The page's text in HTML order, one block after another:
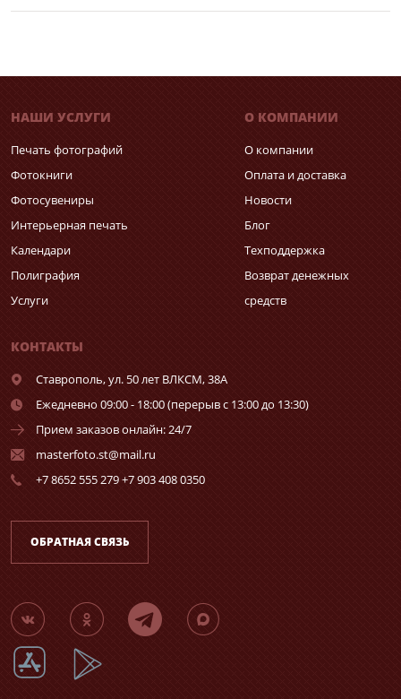
НАШИ УСЛУГИ
Печать фотографий
Фотокниги
Фотосувениры
Интерьерная печать
Календари
Полиграфия
Услуги
О КОМПАНИИ
О компании
Оплата и доставка
Новости
Блог
Техподдержка
Возврат денежных
средств
КОНТАКТЫ
Ставрополь,ул. 50 лет ВЛКСМ, 38А
Ежедневно 09:00 - 18:00 (перерыв с 13:00 до 13:30)
Прием заказов онлайн: 24/7
masterfoto.st@mail.ru
+7 8652 555 279 +7 903 408 0350
ОБРАТНАЯ СВЯЗЬ